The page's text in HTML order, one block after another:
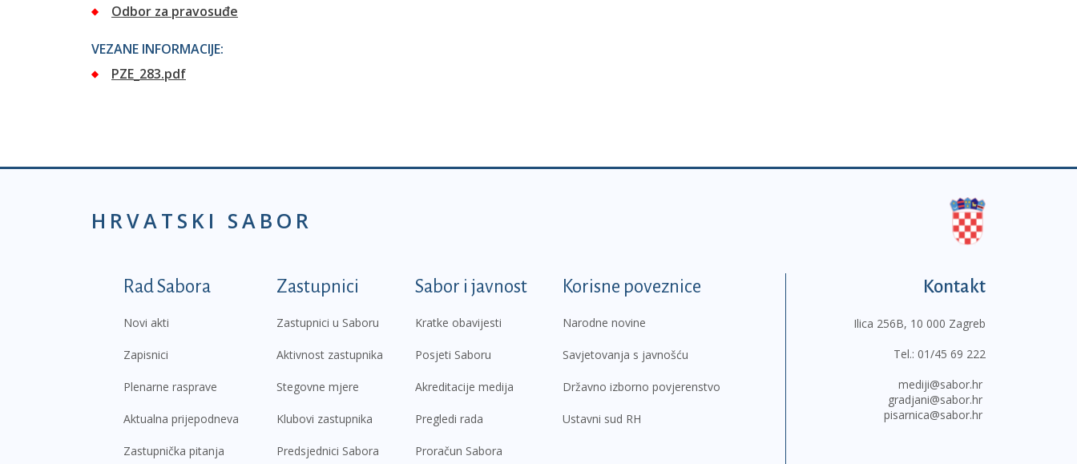
Odbor za pravosuđe
VEZANE INFORMACIJE:
PZE_283.pdf
HRVATSKI SABOR
Podnožje prvi izbornik
Rad Sabora
Novi akti
Zapisnici
Plenarne rasprave
Aktualna prijepodneva
Zastupnička pitanja
Zastupnici
Zastupnici u Saboru
Aktivnost zastupnika
Stegovne mjere
Klubovi zastupnika
Predsjednici Sabora
Sabor i javnost
Kratke obavijesti
Posjeti Saboru
Akreditacije medija
Pregledi rada
Proračun Sabora
Korisne poveznice
Narodne novine
Savjetovanja s javnošću
Državno izborno povjerenstvo
Ustavni sud RH
Kontakt
Ilica 256B, 10 000 Zagreb
Tel.: 01/45 69 222
mediji@sabor.hr
gradjani@sabor.hr
pisarnica@sabor.hr